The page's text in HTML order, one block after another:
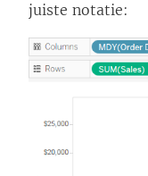
juiste notatie: